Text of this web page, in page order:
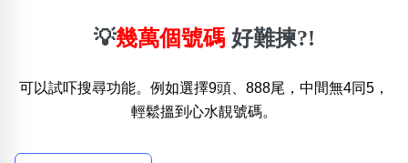
💡幾萬個號碼 好難揀?!
可以試吓搜尋功能。例如選擇9頭、888尾，中間無4同5，
輕鬆搵到心水靚號碼。